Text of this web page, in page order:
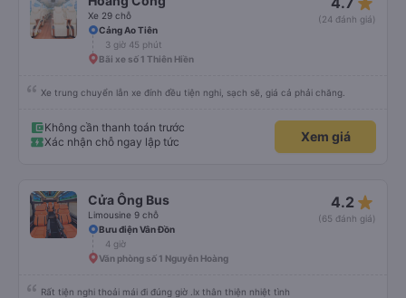
đúng giờ và thoải mái. Một trải nghiệm tuyệt vời — rất đáng để giới thiệu!
Xe 29 chỗ
(24 đánh giá)
Cảng Ao Tiên
3 giờ 45 phút
Bãi xe số 1 Thiên Hiền
Xe trung chuyển lẫn xe đính đều tiện nghi, sạch sẽ, giá cả phải chăng.
Không cần thanh toán trước
Xác nhận chỗ ngay lập tức
Xem giá
Cửa Ông Bus
Limousine 9 chỗ
4.2 star_rate
(65 đánh giá)
Bưu điện Vân Đồn
4 giờ
Văn phòng số 1 Nguyễn Hoàng
Rất tiện nghi thoải mái đi đúng giờ .lx thân thiện nhiệt tình